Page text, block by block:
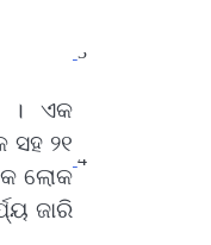
। ଏକ
୨୧
ଲୋକ
ଜାରି
3
4